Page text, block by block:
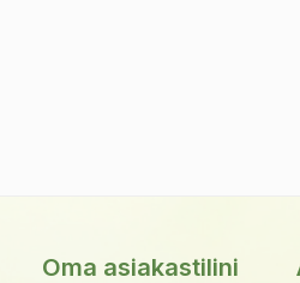
Oma asiakastilini